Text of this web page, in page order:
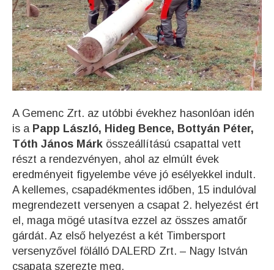
A Gemenc Zrt. az utóbbi évekhez hasonlóan idén
is a Papp László, Hideg Bence, Bottyán Péter,
Tóth János Márk összeállítású csapattal vett
részt a rendezvényen, ahol az elmúlt évek
eredményeit figyelembe véve jó esélyekkel indult.
A kellemes, csapadékmentes időben, 15 indulóval
megrendezett versenyen a csapat 2. helyezést ért
el, maga mögé utasítva ezzel az összes amatőr
gárdát. Az első helyezést a két Timbersport
versenyzővel fölálló DALERD Zrt. – Nagy István
csapata szerezte meg.